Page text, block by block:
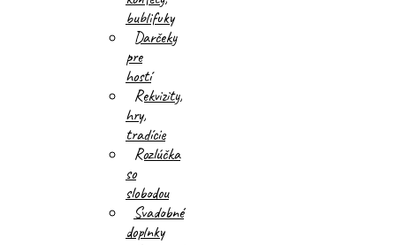
bublifuky
Darčeky
pre
hostí
Rekvizity,
hry,
tradície
Rozlúčka
so
slobodou
Svadobné
doplnky